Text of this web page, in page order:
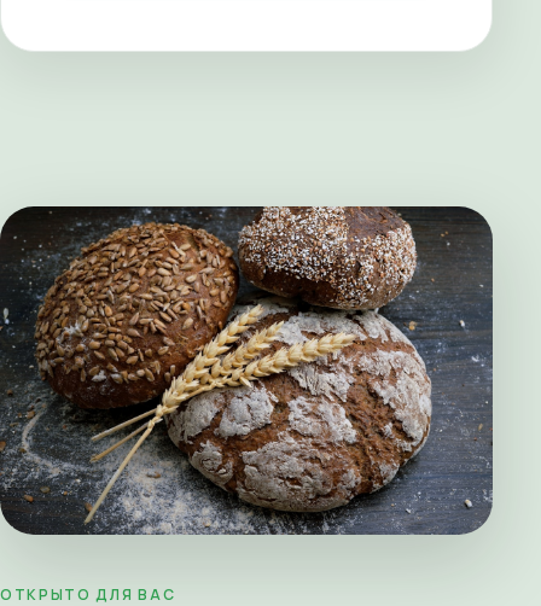
ОТКРЫТО ДЛЯ ВАС